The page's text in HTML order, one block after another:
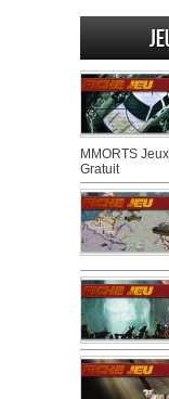
MMORTS
Gratuit